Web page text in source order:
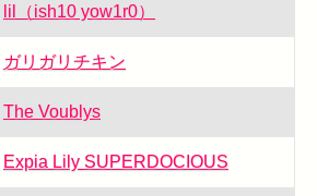
lil（ish10 yow1r0）
ガリガリチキン
The Voublys
Expia Lily SUPERDOCIOUS